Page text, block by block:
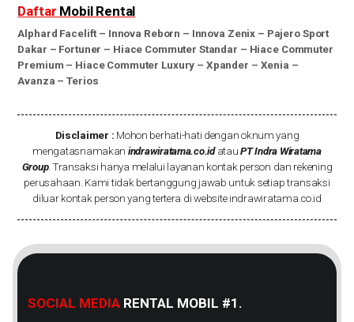
Daftar Mobil Rental
Alphard Facelift– Innova Reborn – Innova Zenix – Pajero Sport
Dakar – Fortuner – Hiace Commuter Standar – Hiace Commuter
Premium – Hiace Commuter Luxury – Xpander – Xenia –
Avanza –Terios
Disclaimer : Mohon berhati-hati dengan oknum yang
mengatasnamakan indrawiratama.co.idatauPT Indra Wiratama
Group. Transaksi hanya melalui layanan kontak person dan rekening
perusahaan. Kami tidak bertanggung jawab untuk setiap transaksi
diluar kontak person yang tertera di website indrawiratama.co.id
SOCIAL MEDIARENTAL MOBIL #1.